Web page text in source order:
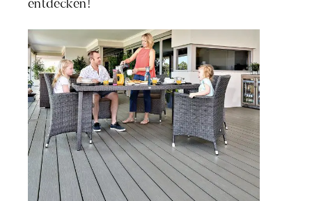
entdecken!